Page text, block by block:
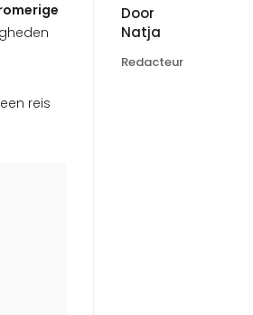
reis
Door
Natja
Redacteur